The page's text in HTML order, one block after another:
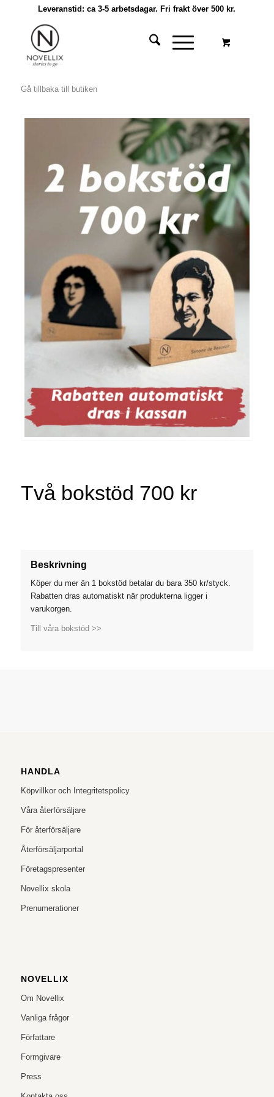
Leveranstid: ca 3-5 arbetsdagar. Fri frakt över 500 kr.
Gå tillbaka till butiken
Två bokstöd 700 kr
Beskrivning
Köper du mer än 1 bokstöd betalar du bara 350 kr/styck.
Rabatten dras automatiskt när produkterna ligger i
varukorgen.
Till våra bokstöd >>
HANDLA
Köpvillkor och Integritetspolicy
Våra återförsäljare
För återförsäljare
Återförsäljarportal
Företagspresenter
Novellix skola
Prenumerationer
NOVELLIX
Om Novellix
Vanliga frågor
Författare
Formgivare
Press